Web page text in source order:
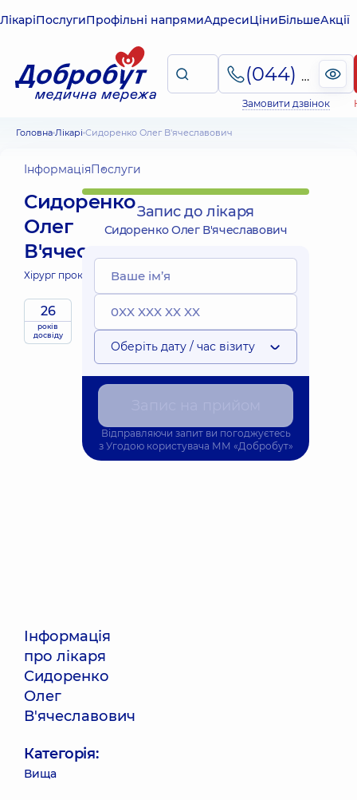
ЛікаріПослугиПрофільні напрямиАдресиЦіниБільшеАкції
(044) 495-2-888
Замовити дзвінок
Головна Лікарі Сидоренко Олег В'ячеславович
ІнформаціяПослуги
Сидоренко
Олег
В'ячеславович
Хірург проктолог;Хірург;
26
років
досвіду
Інформація
про лікаря
Сидоренко
Олег
В'ячеславович
Категорія:
Вища
Запис до лікаря
Сидоренко Олег В'ячеславович
Оберіть дату / час візиту
Відправляючи запит ви погоджуєтесь
з Угодою користувача ММ «Добробут»